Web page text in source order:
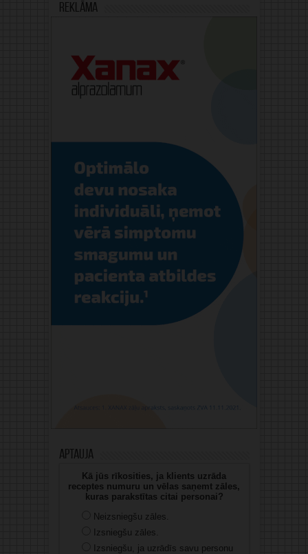
Reklāma
Aptauja
Kā jūs rīkosities, ja klients uzrāda
receptes numuru un vēlas saņemt zāles,
kuras parakstītas citai personai?
Neizsniegšu zāles.
Izsniegšu zāles.
Izsniegšu, ja uzrādīs savu personu